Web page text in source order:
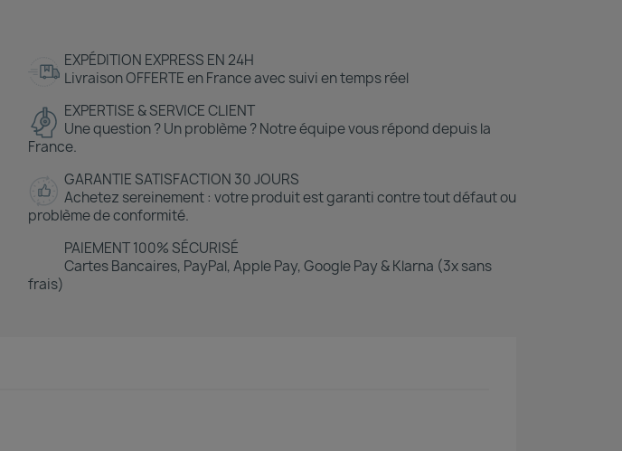
EXPÉDITION EXPRESS EN 24H
Livraison OFFERTE en France avec suivi en temps réel
EXPERTISE & SERVICE CLIENT
Une question ? Un problème ? Notre équipe vous répond depuis la
France.
GARANTIE SATISFACTION 30 JOURS
Achetez sereinement : votre produit est garanti contre tout défaut ou
problème de conformité.
PAIEMENT 100% SÉCURISÉ
Cartes Bancaires, PayPal, Apple Pay, Google Pay & Klarna (3x sans
frais)